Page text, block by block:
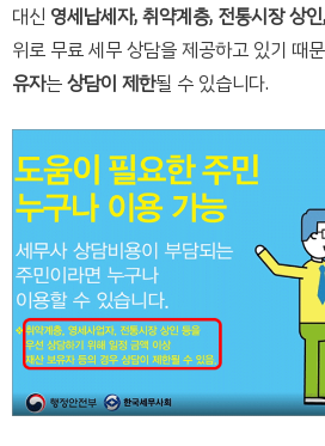
대신 영세납세자, 취약계층, 전통시장 상
위로 무료 세무 상담을 제공하고 있기 때
유자는상담이 제한될 수 있습니다.